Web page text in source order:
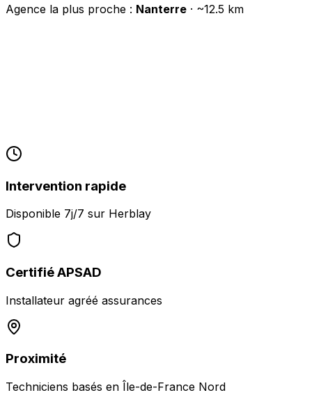
Agence la plus proche : Nanterre · ~12.5 km
Intervention rapide
Disponible 7j/7 sur Herblay
Certifié APSAD
Installateur agréé assurances
Proximité
Techniciens basés en Île-de-France Nord